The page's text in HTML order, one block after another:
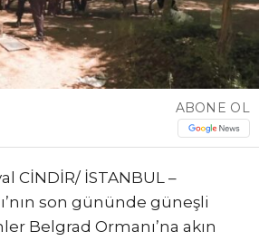
ABONE OL
CİNDİR/ İSTANBUL –
son gününde güneşli
Belgrad Ormanı’na akın